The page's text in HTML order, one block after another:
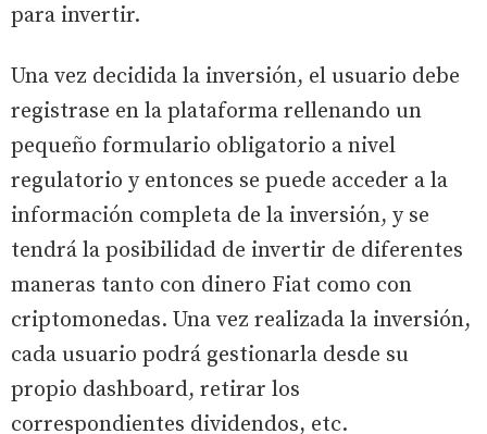
para invertir.
Una vez decidida la inversión, el usuario debe
registrase en la plataforma rellenando un
pequeño formulario obligatorio a nivel
regulatorio y entonces se puede acceder a la
información completa de la inversión, y se
tendrá la posibilidad de invertir de diferentes
maneras tanto con dinero Fiat como con
criptomonedas. Una vez realizada la inversión,
cada usuario podrá gestionarla desde su
propio dashboard, retirar los
correspondientes dividendos, etc.